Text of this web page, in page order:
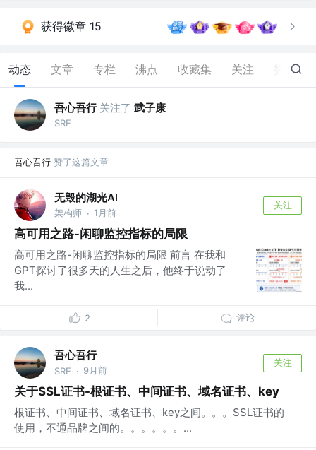
获得徽章 15
动态 文章 专栏 沸点 收藏集 关注 38
吾心吾行 关注了 武子康
SRE
吾心吾行 赞了这篇文章
无毁的湖光Al
架构师 · 1月前
关注
高可用之路-闲聊监控指标的局限
高可用之路-闲聊监控指标的局限 前言 在我和
GPT探讨了很多天的人生之后，他终于说动了
我...
2 评论
吾心吾行
SRE · 9月前
关注
关于SSL证书-根证书、中间证书、域名证书、key
根证书、中间证书、域名证书、key之间。。。SSL证书的
使用，不通品牌之间的。。。。。。...